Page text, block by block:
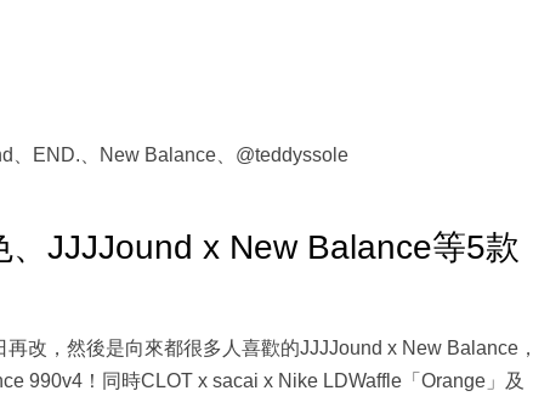
、END.、New Balance、@teddyssole
JJJJound x New Balance等5款
改，然後是向來都很多人喜歡的JJJJound x New Balance，
990v4！同時CLOT x sacai x Nike LDWaffle「Orange」及